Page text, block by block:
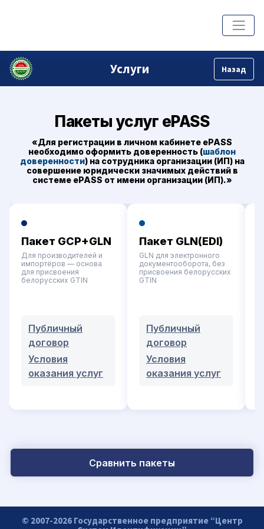
Услуги Назад
Пакеты услуг ePASS
«Для регистрации в личном кабинете ePASS
необходимо оформить доверенность (шаблон
доверенности) на сотрудника организации (ИП) на
совершение юридически значимых действий в
системе ePASS от имени организации (ИП).»
Пакет GCP+GLN
Для производителей и
импортёров — основа
для присвоения
белорусских GTIN
Публичный
договор
Условия
оказания услуг
Пакет GLN(EDI)
GLN для электронного
документооборота, без
присвоения белорусских
GTIN
Публичный
договор
Условия
оказания услуг
Сравнить пакеты
© 2007-2026 Государственное предприятие “Центр